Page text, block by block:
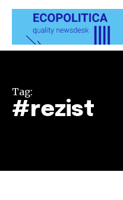
Tag:
#rezist